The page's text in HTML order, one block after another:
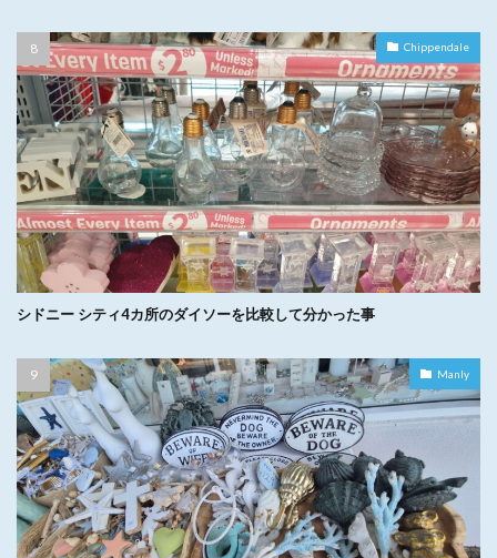
Chippendale
シドニー シティ4カ所のダイソーを比較して分かった事
Manly